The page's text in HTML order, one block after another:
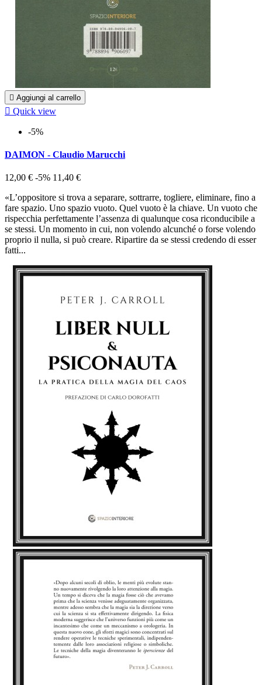
 Aggiungi al carrello
 Quick view
-5%
DAIMON - Claudio Marucchi
12,00 € -5% 11,40 €
«L’oppositore si trova a separare, sottrarre, togliere, eliminare, fino a
fare spazio. Uno spazio vuoto. Quel vuoto è la chiave. Un vuoto che
rispecchia perfettamente l’assenza di qualunque cosa riconducibile a
se stessi. Un momento in cui, non volendo alcunché o forse volendo
proprio il nulla, si può creare. Ripartire da se stessi credendo di esser
fatti...